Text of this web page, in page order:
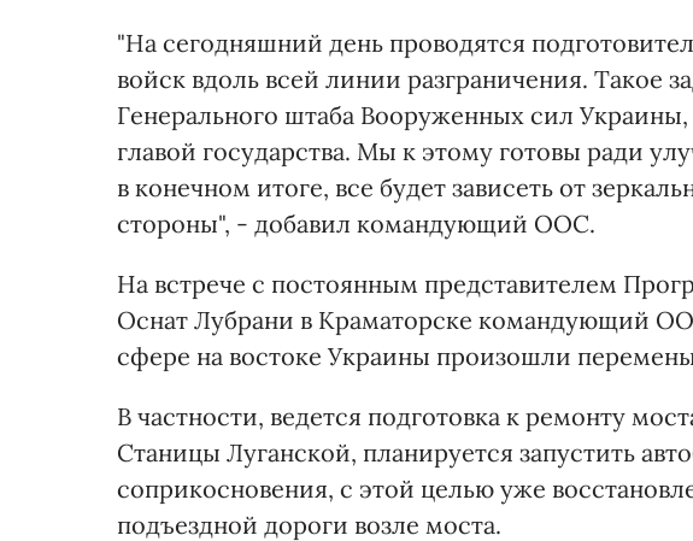
"На сегодняшний день проводятся
войск вдоль всей линии разграничения. Такое
Генерального штаба Вооруженных сил
главой государства. Мы к этому готовы ради
в конечном итоге, все будет зависеть от
стороны", - добавил командующий ООС.
На встрече с постоянным представителем
Оснат Лубрани в Краматорске командующий
сфере на востоке Украины произошли
В частности, ведется подготовка к ремонту
Станицы Луганской, планируется запустить
соприкосновения, с этой целью уже
подъездной дороги возле моста.